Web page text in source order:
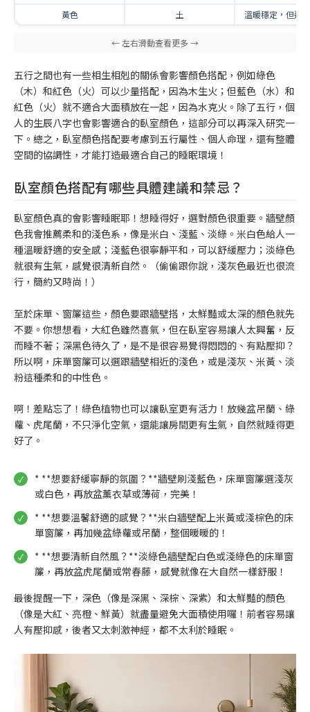
黃色
土 溫暖穩定，但過
五行之間也有一些相生相剋的關係會影響顏色搭配，例如綠色
（木）和紅色（火）可以少量搭配，因為木生火；但藍色（水）和
紅色（火）就不適合大面積放在一起，因為水克火。除了五行，個
人的生辰八字也會影響適合的臥室顏色，這部分可以再深入研究一
下。總之，臥室顏色搭配要考慮到五行屬性、個人命理，還有整體
空間的協調性，才能打造最適合自己的睡眠環境！
臥室顏色搭配有哪些具體建議和禁忌？
臥室顏色真的會影響睡眠耶！想睡得好，選對顏色很重要。牆壁顏
色我會推薦柔和的淺色系，像是米白、淺藍、淡綠。米白色給人一
種溫暖舒適的安全感；淺藍色很寧靜平和，可以舒緩壓力；淡綠色
就很有生氣，感覺很清新自然。（偷偷跟你說，淺灰色最近也很流
行，簡約又時尚！）
至於床單、窗簾這些，顏色要跟牆壁搭，太鮮豔或太深的顏色就先
不要。你想想看，大紅色雖然喜氣，但在臥室容易讓人太興奮，反
而睡不著；深黑色待久了，是不是很容易覺得悶悶的、有點壓抑？
所以啊，床單窗簾可以選跟牆壁相近的淺色，或是淺灰、米黃、淡
粉這種柔和的中性色。
啊！差點忘了！綠色植物也可以讓臥室更有活力！放幾盆吊蘭、綠
蘿、虎尾蘭，不只淨化空氣，還能讓房間更有生氣，自然就睡得更
好了。
* **想要舒緩寧靜的氛圍？**牆壁刷淺藍色，床單窗簾選淺灰
或白色，再放盆薰衣草或薄荷，完美！
* **想要溫馨舒適的感覺？**米白牆壁配上米黃或淺棕色的床
單窗簾，再加幾盆綠蘿或吊蘭，整個暖暖的！
* **想要清新自然風？**淡綠色牆壁配白色或淺綠色的床單窗
簾，再放盆虎尾蘭或常春藤，感覺就像在大自然一樣舒服！
最後提醒一下，深色（像是深黑、深棕、深紫）和太鮮豔的顏色
（像是大紅、亮橙、鮮黃）就盡量避免大面積使用囉！前者容易讓
人有壓抑感，後者又太刺激神經，都不太利於睡眠。